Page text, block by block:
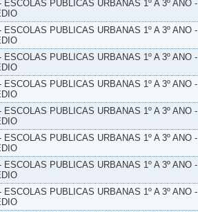
ESCOLAS PUBLICAS URBANAS 1º A 3º ANO -
ESCOLAS PUBLICAS URBANAS 1º A 3º ANO -
ESCOLAS PUBLICAS URBANAS 1º A 3º ANO -
ESCOLAS PUBLICAS URBANAS 1º A 3º ANO -
ESCOLAS PUBLICAS URBANAS 1º A 3º ANO -
ESCOLAS PUBLICAS URBANAS 1º A 3º ANO -
ESCOLAS PUBLICAS URBANAS 1º A 3º ANO -
ESCOLAS PUBLICAS URBANAS 1º A 3º ANO -